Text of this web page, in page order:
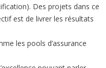
Des projets dans ce
est de livrer les résultats
les pools d’assurance